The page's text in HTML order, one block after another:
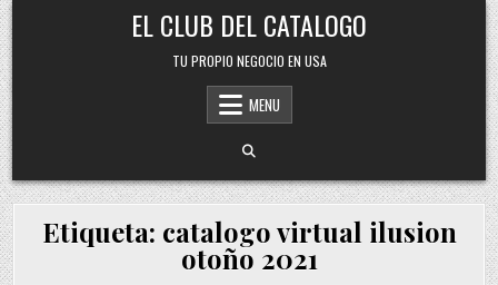
Skip
to
content
EL CLUB DEL CATALOGO
TU PROPIO NEGOCIO EN USA
MENU
Etiqueta: catalogo virtual ilusion
otoño 2021